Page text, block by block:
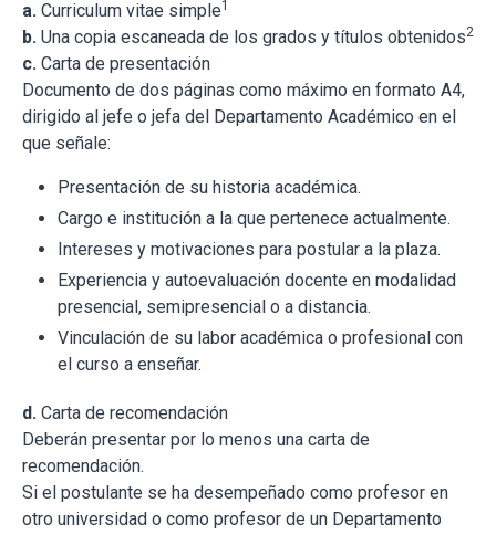
a. Curriculum vitae simple1
b. Una copia escaneada de los grados y títulos obtenidos2
c. Carta de presentación
Documento de dos páginas como máximo en formato A4,
dirigido al jefe o jefa del Departamento Académico en el
que señale:
Presentación de su historia académica.
Cargo e institución a la que pertenece actualmente.
Intereses y motivaciones para postular a la plaza.
Experiencia y autoevaluación docente en modalidad
presencial, semipresencial o a distancia.
Vinculación de su labor académica o profesional con
el curso a enseñar.
d. Carta de recomendación
Deberán presentar por lo menos una carta de
recomendación.
Si el postulante se ha desempeñado como profesor en
otro universidad o como profesor de un Departamento